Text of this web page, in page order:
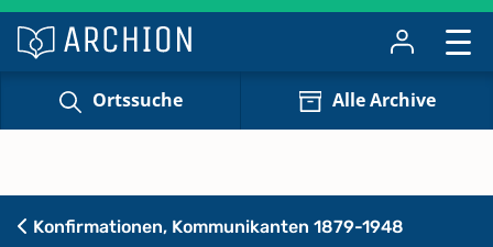
Ortssuche Alle Archive
Konfirmationen, Kommunikanten 1879-1948